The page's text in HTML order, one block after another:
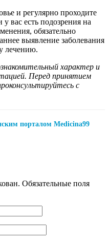
и регулярно проходите
вас есть подозрения на
обязательно
выявление заболевания
лечению.
характер и
Перед принятием
с
порталом Medicina99
Обязательные поля